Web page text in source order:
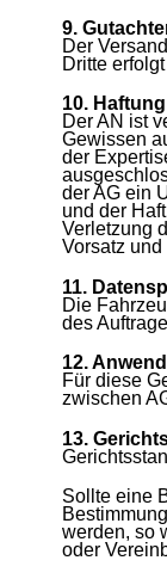
9.
Der
Dritte
10. Haftung
Der AN ist
Gewissen
der
der AG ein
und der
Verletzung
Vorsatz
11.
Die
des
12.
Für diese
zwischen
13.
Sollte eine
werden, so
oder